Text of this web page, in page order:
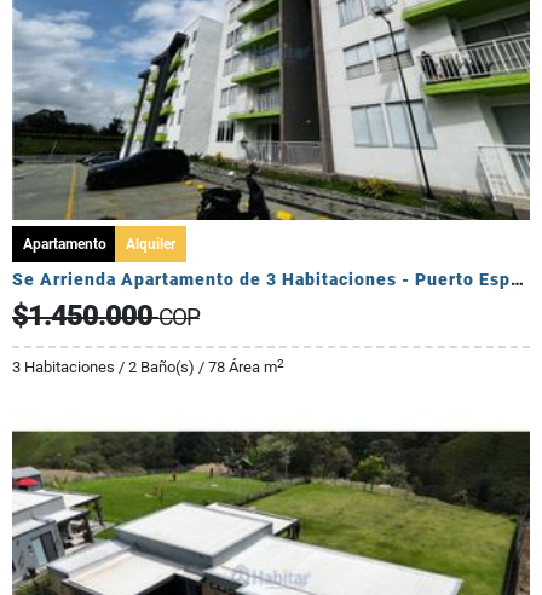
Apartamento Alquiler
Se Arrienda Apartamento de 3 Habitaciones - Puerto Espejo
$1.450.000COP
3 Habitaciones / 2 Baño(s) / 78 Área m2